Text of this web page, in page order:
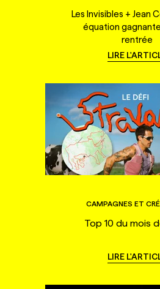
Les Invisibles + Jean
équation
rentrée
LIRE
CAMPAGNES ET
Top 10 du mois
LIRE